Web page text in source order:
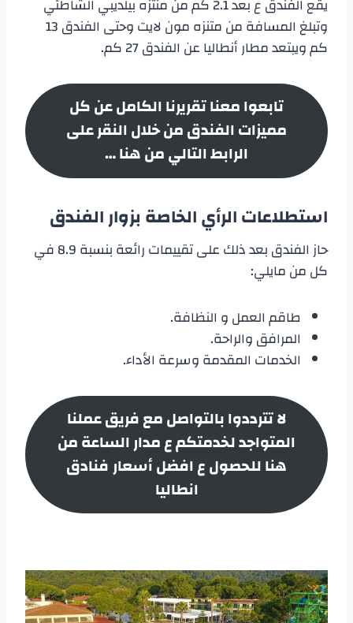
يقع الفندق ع بعد 2.1 كم من منتزه بيلديبي الشاطئي
وتبلغ المسافة من متنزه مون لايت وحتى الفندق 13
كم ويبتعد مطار أنطاليا عن الفندق 27 كم.
تابعوا معنا تقريرنا الكامل عن كل
مميزات الفندق من خلال النقر على
الرابط التالي من هنا …
استطلاعات الرأي الخاصة بزوار الفندق
حاز الفندق بعد ذلك على تقييمات رائعة بنسبة 8.9 في
كل من مايلي:
طاقم العمل و النظافة.
المرافق والراحة.
الخدمات المقدمة وسرعة الأداء.
لا تترددوا بالتواصل مع فريق عملنا
المتواجد لخدمتكم ع مدار الساعة من
هنا للحصول ع افضل أسعارفنادق
انطاليا